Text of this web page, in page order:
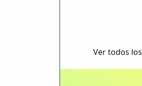
Ver todos